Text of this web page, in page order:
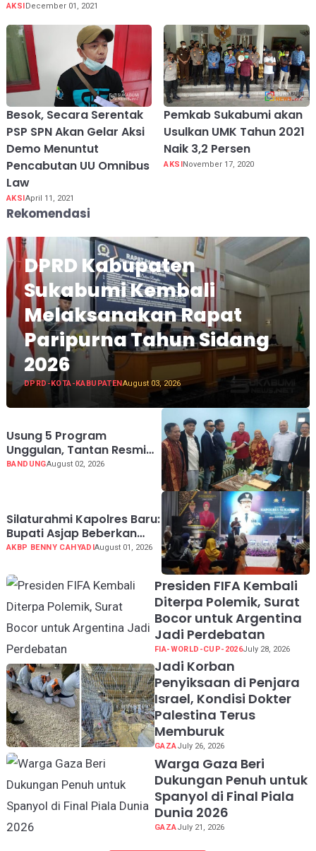
AKSIDecember 01, 2021
Besok, Secara Serentak
PSP SPN Akan Gelar Aksi
Demo Menuntut
Pencabutan UU Omnibus
Law
AKSIApril 11, 2021
Pemkab Sukabumi akan
Usulkan UMK Tahun 2021
Naik 3,2 Persen
AKSINovember 17, 2020
Rekomendasi
DPRD Kabupaten
Sukabumi Kembali
Melaksanakan Rapat
Paripurna Tahun Sidang
2026
DPRD-KOTA-KABUPATENAugust 03, 2026
Usung 5 Program
Unggulan, Tantan Resmi
Mendaftar Calon Ketua
BANDUNGAugust 02, 2026
Silaturahmi Kapolres Baru:
Bupati Asjap Beberkan
Kondisi Geografis dan
Sukabumi
AKBP BENNY CAHYADIAugust 01, 2026
Presiden FIFA Kembali
Diterpa Polemik, Surat
Bocor untuk Argentina
Jadi Perdebatan
FIA-WORLD-CUP-2026July 28, 2026
Jadi Korban
Penyiksaan di Penjara
Israel, Kondisi Dokter
Palestina Terus
Memburuk
GAZAJuly 26, 2026
Warga Gaza Beri
Dukungan Penuh untuk
Spanyol di Final Piala
Dunia 2026
GAZAJuly 21, 2026